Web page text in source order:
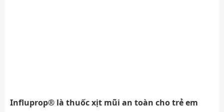
Influprop®️ là thuốc xịt mũi an toàn cho trẻ em